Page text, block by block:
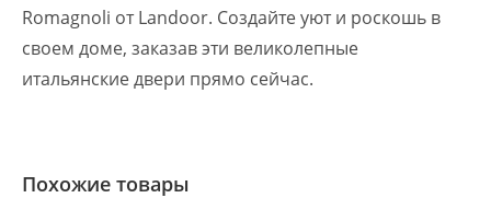
Romagnoli от Landoor. Создайте уют и роскошь в
своем доме, заказав эти великолепные
итальянские двери прямо сейчас.
Похожие товары